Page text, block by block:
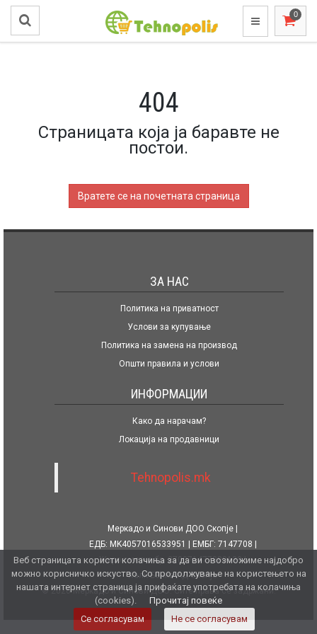
404
Страницата која ја баравте не
постои.
Вратете се на почетната страница
ЗА НАС
Политика на приватност
Услови за купување
Политика на замена на производ
Општи правила и услови
ИНФОРМАЦИИ
Како да нарачам?
Локација на продавници
Tehnopolis.mk
Меркадо и Синови ДОО Скопје
ЕДБ: MK4057016533951
ЕМБГ: 7147708
Жиро сметка бр. 270071477080139
Халк Банка АД Скопје
© 2026 Меркадо и Синови ДОО. Сите права се задржани.
Веб страницата користи колачиња за да ви овозможиме најдобро
можно корисничко искуство. Со продолжување на користењето на
нашата интернет страница ја прифаќате употребата на колачиња
(cookies).
Прочитај повеќе
Се согласувам
Не се согласувам